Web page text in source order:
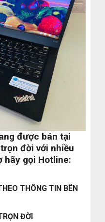
được bán tại
đời với nhiều
hãy gọi Hotline:
THÔNG TIN BÊN
ĐỜI